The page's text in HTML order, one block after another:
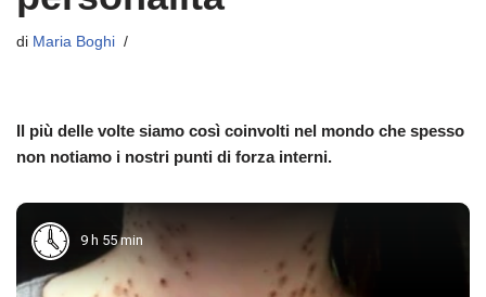
di Maria Boghi
Il più delle volte siamo così coinvolti nel mondo che spesso
non notiamo i nostri punti di forza interni.
9 h 55 min